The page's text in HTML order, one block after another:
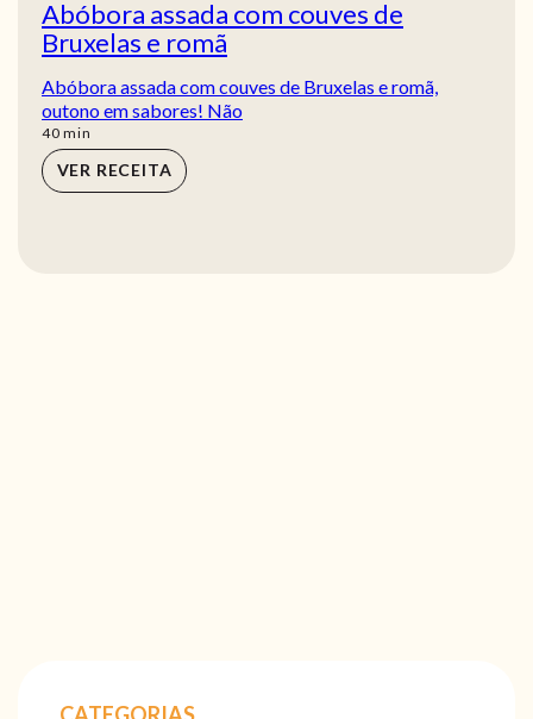
Abóbora assada com couves de
Bruxelas e romã
Abóbora assada com couves de Bruxelas e romã,
outono em sabores! Não
40min
min
VER RECEITA
CATEGORIAS